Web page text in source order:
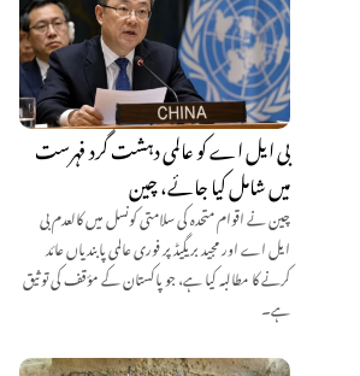
بی ایل اے کو عالمی دہشت گرد فہرست
میں شامل کیا جائے، چین
چین نے اقوام متحدہ کی سلامتی کونسل میں کالعدم بی
ایل اے اور مجید بریگیڈ پر فوری عالمی پابندیاں عائد
کرنے کا مطالبہ کیا ہے، جو پاکستان کے مؤقف کی توثیق
ہے۔